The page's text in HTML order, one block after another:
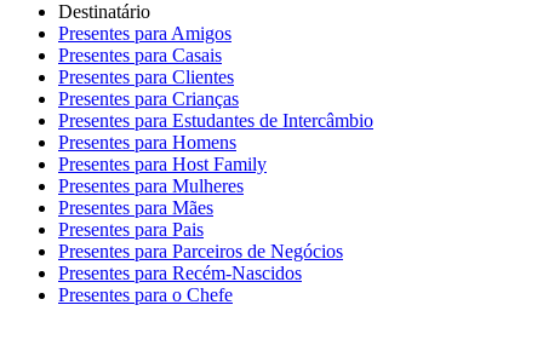
Destinatário
Presentes para Amigos
Presentes para Casais
Presentes para Clientes
Presentes para Crianças
Presentes para Estudantes de Intercâmbio
Presentes para Homens
Presentes para Host Family
Presentes para Mulheres
Presentes para Mães
Presentes para Pais
Presentes para Parceiros de Negócios
Presentes para Recém-Nascidos
Presentes para o Chefe